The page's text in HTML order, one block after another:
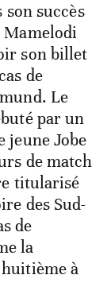
son succès
Mamelodi
son billet
de
Le
par un
jeune Jobe
de match
titularisé
des Sud-
de
la
à